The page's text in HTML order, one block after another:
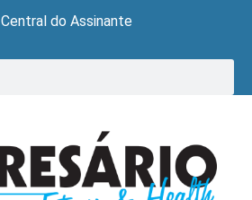
Central do Assinante